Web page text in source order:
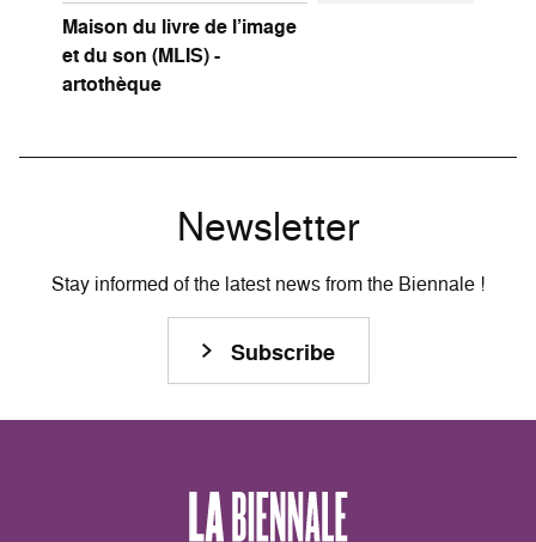
Maison du livre de l’image
et du son (MLIS) -
artothèque
Newsletter
Stay informed of the latest news from the Biennale !
Subscribe